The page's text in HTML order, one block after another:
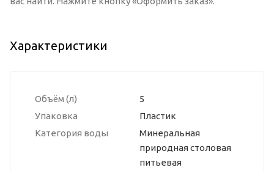
Характеристики
Объём (л)
5
Упаковка
Пластик
Категория воды
Минеральная
природная столовая
питьевая